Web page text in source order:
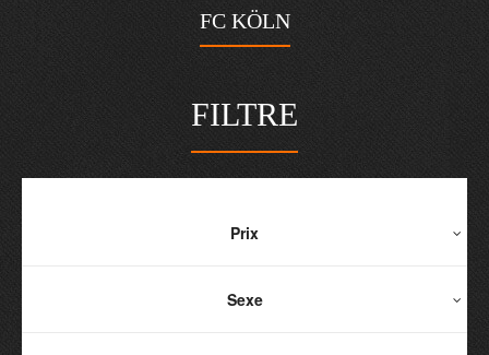
FC KÖLN
FILTRE
Prix
Sexe